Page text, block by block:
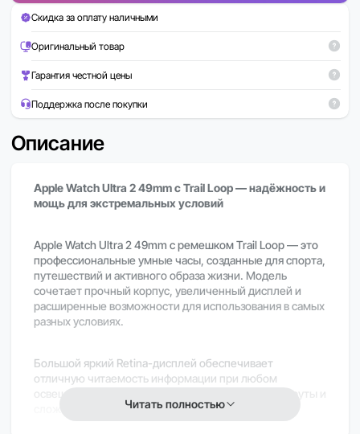
Скидка за оплату наличными
Оригинальный товар
Гарантия честной цены
Поддержка после покупки
Описание
Apple Watch Ultra 2 49mm с Trail Loop — надёжность и
мощь для экстремальных условий
Apple Watch Ultra 2 49mm с ремешком Trail Loop — это
профессиональные умные часы, созданные для спорта,
путешествий и активного образа жизни. Модель
сочетает прочный корпус, увеличенный дисплей и
расширенные возможности для использования в самых
разных условиях.
Большой яркий Retina-дисплей обеспечивает
отличную читаемость информации при любом
освещении, включая яркое солнце, горные маршруты и
сложные погодные условия.
Читать полностью